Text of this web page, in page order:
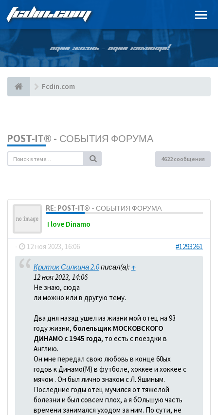
FCDIN.COM
ОДНА ЖИЗНЬ – ОДНА КОМАНДА!
Fcdin.com
POST-IT® - СОБЫТИЯ ФОРУМА
4622 сообщения
RE: POST-IT® - СОБЫТИЯ ФОРУМА
I love Dinamo
- 12 ноя 2023, 16:06 #1293261
Критик Силкина 2.0писал(а): ↑
12 ноя 2023, 14:06
Не знаю, сюда
ли можно или в другую тему.
Два дня назад ушел из жизни мой отец на 93
году жизни, болельщик МОСКОВСКОГО
ДИНАМО с 1945 года, то есть с поездки в
Англию.
Он мне передал свою любовь в конце 60ых
годов к Динамо(М) в футболе, хоккее и хоккее с
мячом . Он был лично знаком с Л. Яшиным.
Последние годы отец мучился от тяжелой
болезни и был совсем плох, а я бОльшую часть
времени занимался уходом за ним. По сути, не